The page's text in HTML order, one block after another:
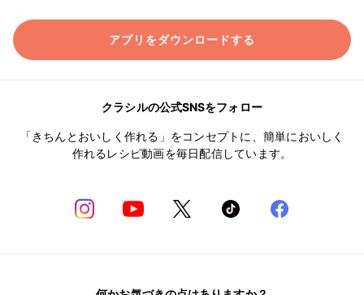
アプリをダウンロードする
クラシルの公式SNSをフォロー
「きちんとおいしく作れる」をコンセプトに、簡単においしく
作れるレシピ動画を毎日配信しています。